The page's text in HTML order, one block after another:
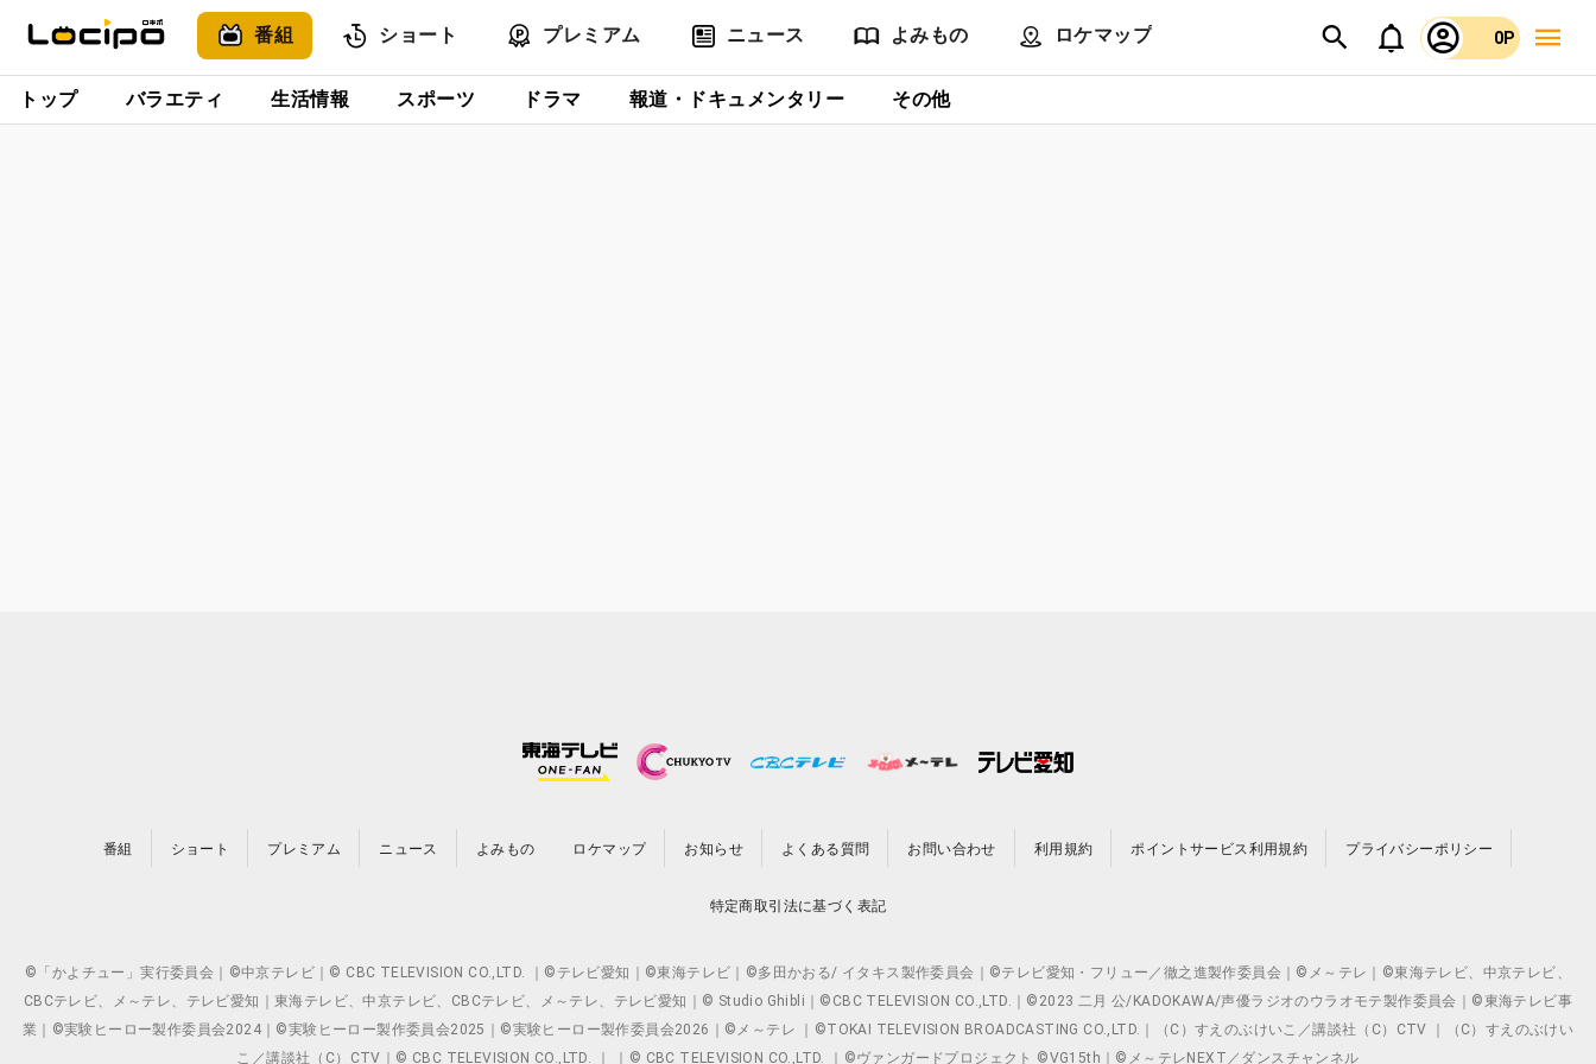
番組 ショート プレミアム ニュース よみもの ロケマップ 0P
トップ バラエティ 生活情報 スポーツ ドラマ 報道・ドキュメンタリー その他
番組 ショート プレミアム ニュース よみもの ロケマップ お知らせ よくある質問 お問い合わせ 利用規約 ポイントサービス利用規約 プライバシーポリシー
特定商取引法に基づく表記
©「かよチュー」実行委員会｜©中京テレビ｜© CBC TELEVISION CO.,LTD. ｜©テレビ愛知｜©東海テレビ｜©多田かおる/ イタキス製作委員会｜©テレビ愛知・フリュー／徹之進製作委員会｜©メ～テレ｜©東海テレビ、中京テレビ、
CBCテレビ、メ～テレ、テレビ愛知｜東海テレビ、中京テレビ、CBCテレビ、メ～テレ、テレビ愛知｜© Studio Ghibli｜©CBC TELEVISION CO.,LTD.｜©2023 二月 公/KADOKAWA/声優ラジオのウラオモテ製作委員会｜©東海テレビ事
業｜©実験ヒーロー製作委員会2024｜©実験ヒーロー製作委員会2025｜©実験ヒーロー製作委員会2026｜©メ～テレ ｜©TOKAI TELEVISION BROADCASTING CO.,LTD.｜（C）すえのぶけいこ／講談社（C）CTV ｜（C）すえのぶけい
こ／講談社（C）CTV｜© CBC TELEVISION CO.,LTD. ｜ ｜© CBC TELEVISION CO.,LTD. ｜©ヴァンガードプロジェクト ©VG15th｜©メ～テレNEXT／ダンスチャンネル